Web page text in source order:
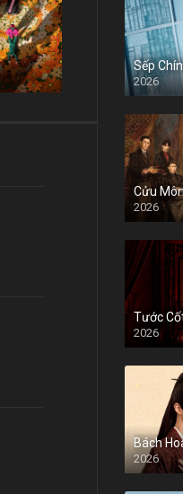
Sếp
2026
Cửu
2026
Tước
2026
Bách
2026